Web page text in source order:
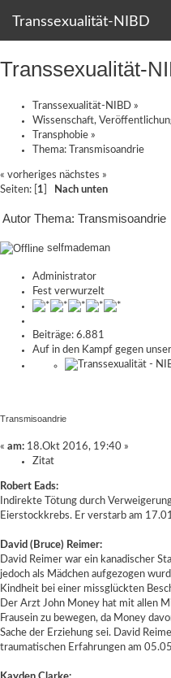
Transsexualität-NIBD
Transsexualität-
Transsexualität-NIBD »
Wissenschaft,
Transphobie »
Thema:
Transmisoandrie
« vorheriges nächstes »
Seiten: [ 1 Nach unten
Autor Thema:
selfmademan
Administrator
Fest verwurzelt
Beiträge: 6.881
Auf in den Kampf gegen
Transmisoandrie
« am: 18.Okt 2016, 19:40 »
Zitat
Robert Eads:
Indirekte Tötung durch
Eierstockkrebs. Er verstarb am
David (Bruce) Reimer:
David Reimer war ein kanadischer
jedoch als Mädchen aufgezogen
Kindheit bei einer missglückten
Der Arzt John Money hat mit allen
Frausein zu bewegen, da Money
Sache der Erziehung sei. David
traumatischen Erfahrungen am